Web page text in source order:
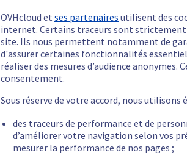
OVHcloud et ses partenaires utilisent des
internet. Certains traceurs sont
site. Ils nous permettent notamment de
d'assurer certaines fonctionnalités
réaliser des mesures d’audience anonymes.
consentement.
Sous réserve de votre accord, nous utilisons
des traceurs de performance et de
d’améliorer votre navigation selon vos
mesurer la performance de nos pages ;